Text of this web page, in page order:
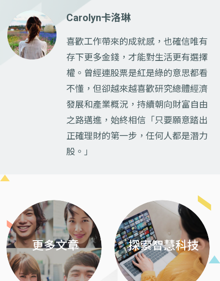
Carolyn卡洛琳
喜歡工作帶來的成就感，也確信唯有
存下更多金錢，才能對生活更有選擇
權。曾經連股票是紅是綠的意思都看
不懂，但卻越來越喜歡研究總體經濟
發展和產業概況，持續朝向財富自由
之路邁進，始終相信「只要願意踏出
正確理財的第一步，任何人都是潛力
股。」
更多文章 探索智慧科技